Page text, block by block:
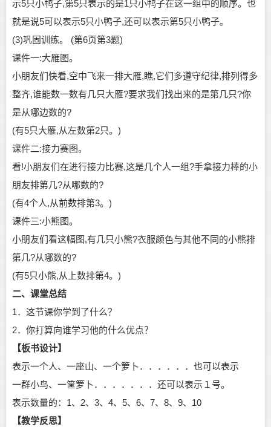
示5只小鸭子,第5只表示的是1只小鸭子在这一组中的顺序。也
就是说5可以表示5只小鸭子,还可以表示第5只小鸭子。
(3)巩固训练。 (第6页第3题)
课件一:大雁图。
小朋友们快看,空中飞来一排大雁,瞧,它们多遵守纪律,排列得多
整齐,谁能数一数有几只大雁?要求我们找出来的是第几只?你
是从哪边数的?
(有5只大雁,从左数第2只。)
课件二:接力赛图。
看!小朋友们在进行接力比赛,这是几个人一组?手拿接力棒的小
朋友排第几?从哪数的?
(有4个人,从前数排第3。)
课件三:小熊图。
小朋友们看这幅图,有几只小熊?衣服颜色与其他不同的小熊排
第几?从哪数的?
(有5只小熊,从上数排第4。)
二、课堂总结
1．这节课你学到了什么？
2．你打算向谁学习他的什么优点？
【板书设计】
表示一个人、一座山、一个箩卜．．．．．．也可以表示
一群小鸟、一筐箩卜．．．．．．．还可以表示１号。
表示数量的： 1、 2、 3、 4、 5、 6、 7、 8、 9、 10
【教学反思】